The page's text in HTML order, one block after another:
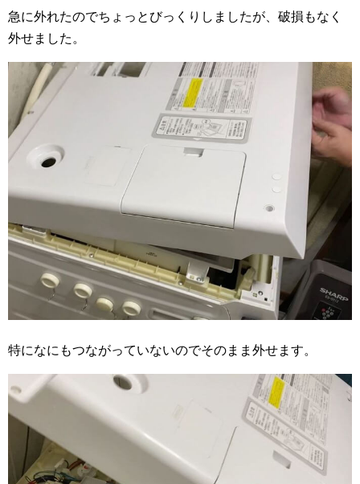
急に外れたのでちょっとびっくりしましたが、破損もなく
外せました。
特になにもつながっていないのでそのまま外せます。